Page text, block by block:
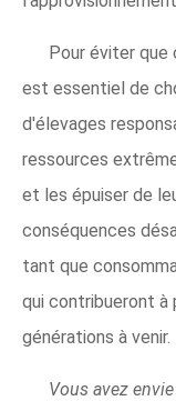
Pour éviter que
est essentiel de
d'élevages
ressources
et les épuiser de
conséquences
tant que
qui contribueront à
générations à venir.
Vous avez